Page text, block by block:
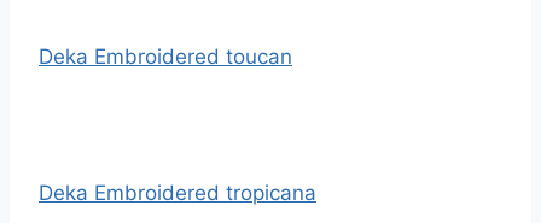
Deka Embroidered toucan
Deka Embroidered tropicana